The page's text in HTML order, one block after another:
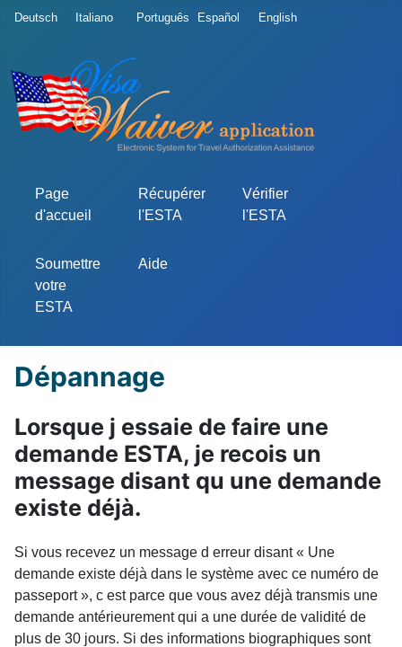
Sélectionnez votre langue
Deutsch Italiano Português Español English
Page
d'accueil
Récupérer
l'ESTA
Vérifier
l'ESTA
Soumettre
votre
ESTA
Aide
Dépannage
Lorsque j essaie de faire une
demande ESTA, je recois un
message disant qu une demande
existe déjà.
Si vous recevez un message d erreur disant « Une
demande existe déjà dans le système avec ce numéro de
passeport », c est parce que vous avez déjà transmis une
demande antérieurement qui a une durée de validité de
plus de 30 jours. Si des informations biographiques sont